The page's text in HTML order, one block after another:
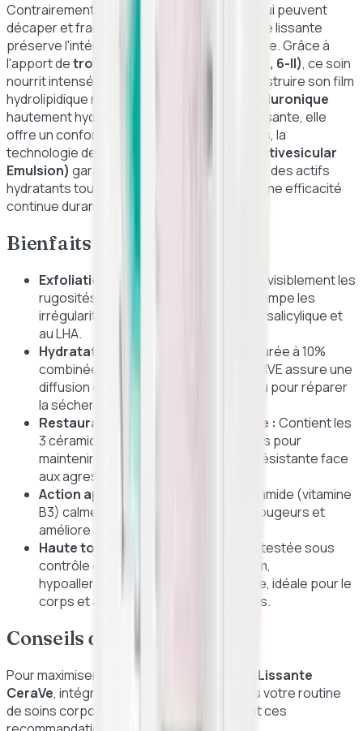
Contrairement aux gommages classiques qui peuvent
décaper et fragiliser l'épiderme, cette crème lissante
préserve l'intégrité de votre barrière cutanée. Grâce à
l'apport detrois céramides essentiels (1, 3, 6-II), ce soin
nourrit intensément la peau et l'aide à reconstruire son film
hydrolipidique naturel. Enrichie en
acide hyaluronique
hautement hydratant et en niacinamide apaisante, elle
offre un confort immédiat et durable. De plus, la
technologie de diffusion brevetée
MVE (Multivesicular
Emulsion) garantit une libération prolongée des actifs
hydratants tout au long de la journée, pour une efficacité
continue durant 24 heures.
Bienfaits et Avantages
Exfoliation douce et efficace :
Lisse visiblement les
rugosités, élimine les squames et estompe les
irrégularités de texture grâce à l'acide salicylique et
au LHA.
Hydratation intense et continue :
L'urée à 10%
combinée à la technologie brevetée MVE assure une
diffusion d'actifs hydratants en continu pour réparer
la sécheresse cutanée sévère.
Restauration de la barrière cutanée : Contient les
3 céramides essentiels indispensables pour
maintenir la peau saine, protégée et résistante face
aux agressions extérieures.
Action apaisante globale :
La niacinamide (vitamine
B3) calme les irritations, atténue les rougeurs et
améliore l'élasticité cutanée globale.
Haute tolérance cutanée :
Formule testée sous
contrôle dermatologique, sans parfum,
hypoallergénique et non comédogène, idéale pour le
corps et adaptée aux peaux sensibles.
Conseils d'utilisation
Pour maximiser l'efficacité de la
Crème SA Lissante
CeraVe, intégrez-la quotidiennement dans votre routine
de soins corporels et/ou faciaux en suivant ces